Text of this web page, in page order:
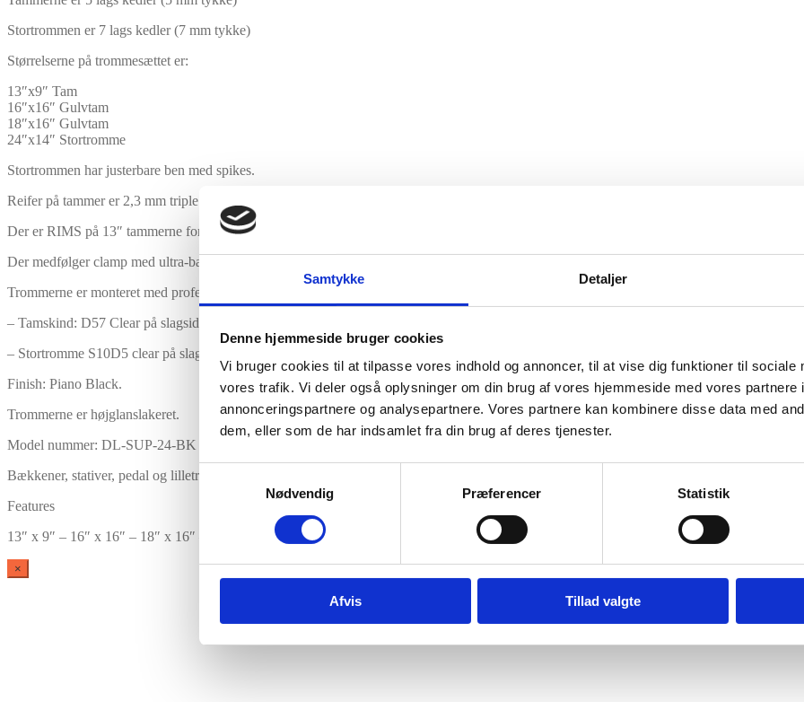
Samtykke Detaljer
Denne hjemmeside bruger cookies
Vi bruger cookies til at tilpasse vores indhold og annoncer, til at vise dig funktioner til sociale
vores trafik. Vi deler også oplysninger om din brug af vores hjemmeside med vores partnere
annonceringspartnere og analysepartnere. Vores partnere kan kombinere disse data med
dem, eller som de har indsamlet fra din brug af deres tjenester.
Samtykkevalg
Nødvendig
Præferencer Statistik
Afvis Tillad valgte
Stortrommen er 7 lags kedler (7 mm tykke)
Størrelserne på trommesættet er:
13″x9″ Tam
16″x16″ Gulvtam
18″x16″ Gulvtam
24″x14″ Stortromme
Stortrommen har justerbare ben med spikes.
Reifer på tammer er 2,3 mm triple flange hoops.
Der er RIMS på 13″ tammerne for ekstra god sustain.
Der medfølger clamp med ultra-ball system til montering af 13″ tam på stativ.
Trommerne er monteret med professionelle Search skind på både slag og resonant side.
– Tamskind: D57 Clear på slagsiden S10 Clear på resonant siden
– Stortromme S10D5 clear på slagsiden S10 solid white på resonant siden
Finish: Piano Black.
Trommerne er højglanslakeret.
Model nummer: DL-SUP-24-BK
Bækkener, stativer, pedal og lilletromme er ikke inkluderet i prisen.
Features
13″ x 9″ – 16″ x 16″ – 18″ x 16″ – 24″ x 14″
×